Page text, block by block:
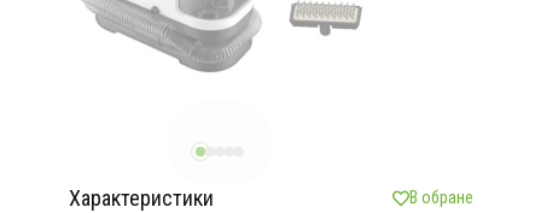
Характеристики В обране